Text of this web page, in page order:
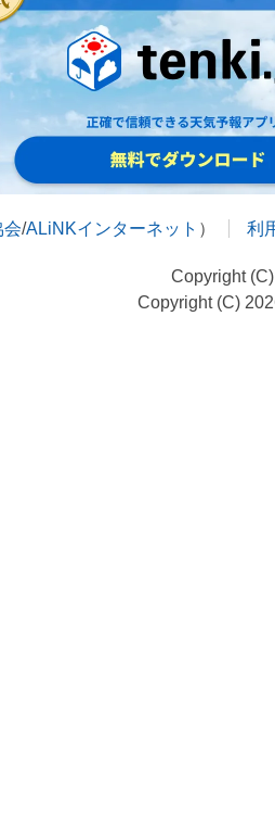
会/ALiNKインターネット ） 利
Copyright
Copyright (C)